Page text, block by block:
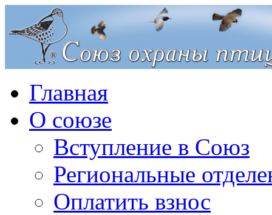
Главная
О союзе
Вступление в Союз
Региональные
Оплатить взнос